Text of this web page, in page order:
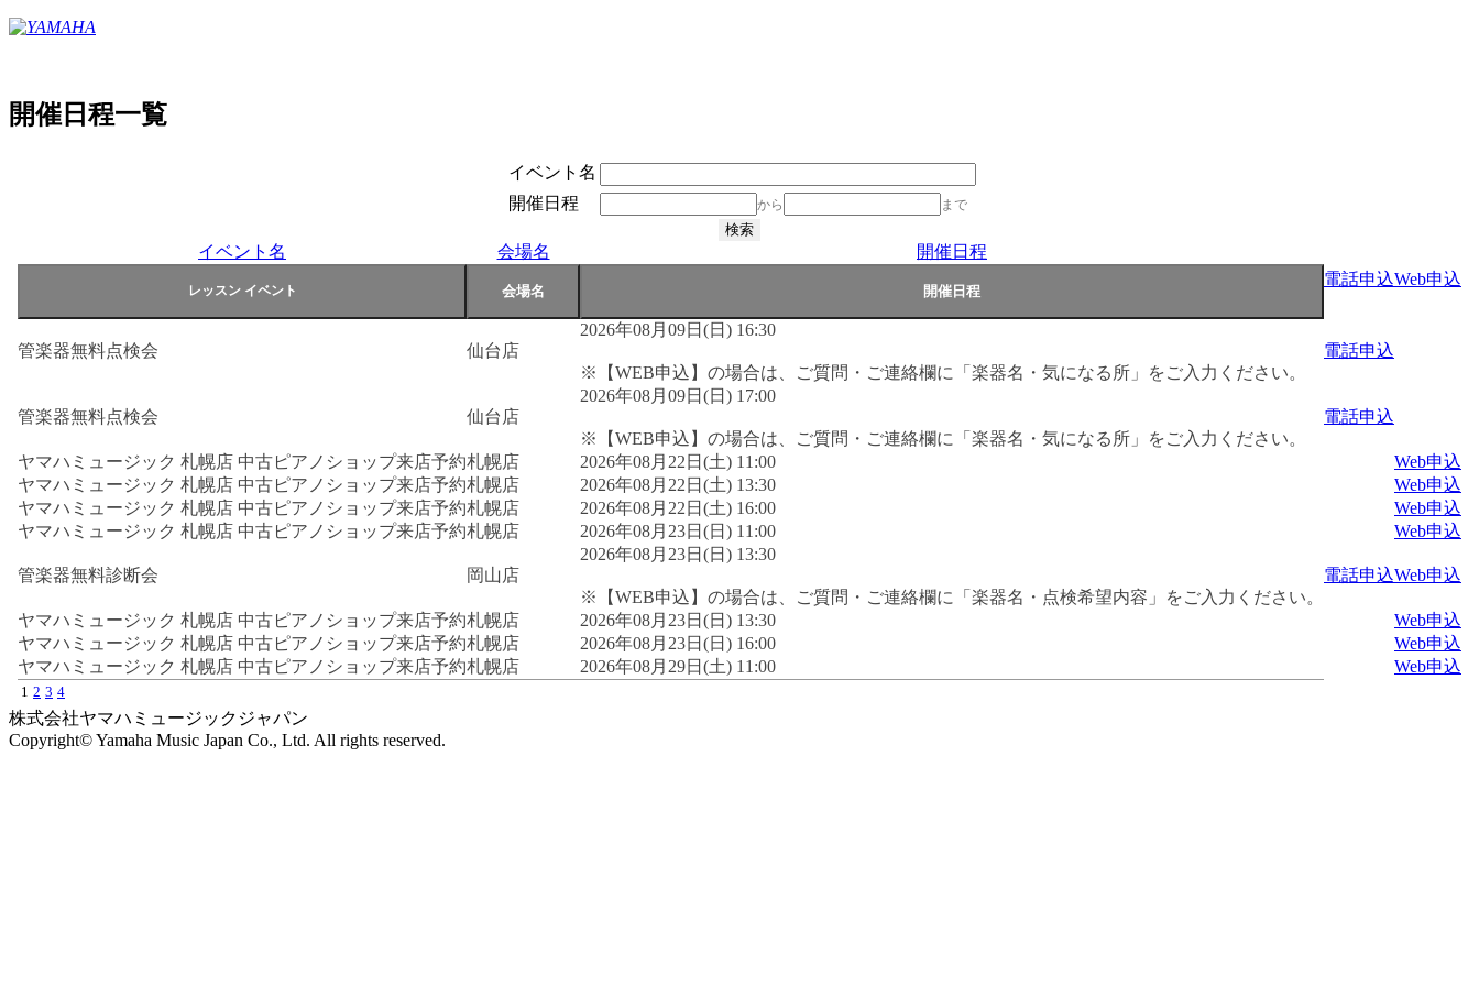
開催日程一覧
イベント名
開催日程
から まで
イベント名 会場名
開催日程
電話申込Web申込
管楽器無料点検会 仙台店
2026年08月09日(日) 16:30
※【WEB申込】の場合は、ご質問・ご連絡欄に「楽器名・気になる所」をご入力ください。
電話申込
管楽器無料点検会 仙台店
2026年08月09日(日) 17:00
※【WEB申込】の場合は、ご質問・ご連絡欄に「楽器名・気になる所」をご入力ください。
電話申込
ヤマハミュージック 札幌店 中古ピアノショップ来店予約札幌店 2026年08月22日(土) 11:00
Web申込
ヤマハミュージック 札幌店 中古ピアノショップ来店予約札幌店 2026年08月22日(土) 13:30
Web申込
ヤマハミュージック 札幌店 中古ピアノショップ来店予約札幌店 2026年08月22日(土) 16:00
Web申込
ヤマハミュージック 札幌店 中古ピアノショップ来店予約札幌店 2026年08月23日(日) 11:00 Web申込
管楽器無料診断会 岡山店
2026年08月23日(日) 13:30
※【WEB申込】の場合は、ご質問・ご連絡欄に「楽器名・点検希望内容」をご入力ください。
電話申込Web申込
ヤマハミュージック 札幌店 中古ピアノショップ来店予約札幌店 2026年08月23日(日) 13:30
Web申込
ヤマハミュージック 札幌店 中古ピアノショップ来店予約札幌店 2026年08月23日(日) 16:00
Web申込
ヤマハミュージック 札幌店 中古ピアノショップ来店予約札幌店 2026年08月29日(土) 11:00 Web申込
1 2 3 4
株式会社ヤマハミュージックジャパン
Copyright© Yamaha Music Japan Co., Ltd. All rights reserved.